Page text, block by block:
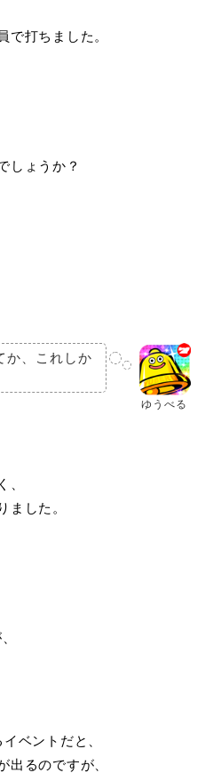
で打ちました。
しょうか？
ゆうべる
か、これしか
、
ました。
ベントだと、
出るのですが、